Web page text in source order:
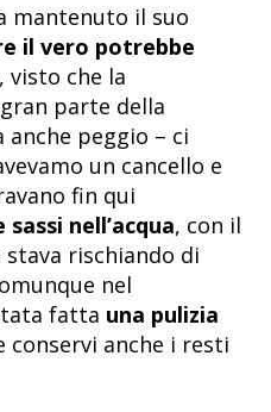
mantenuto il suo
il vero potrebbe
, visto che la
parte della
peggio – ci
un cancello e
fin qui
nell’acqua, con il
rischiando di
nel
fatta una pulizia
conservi anche i resti